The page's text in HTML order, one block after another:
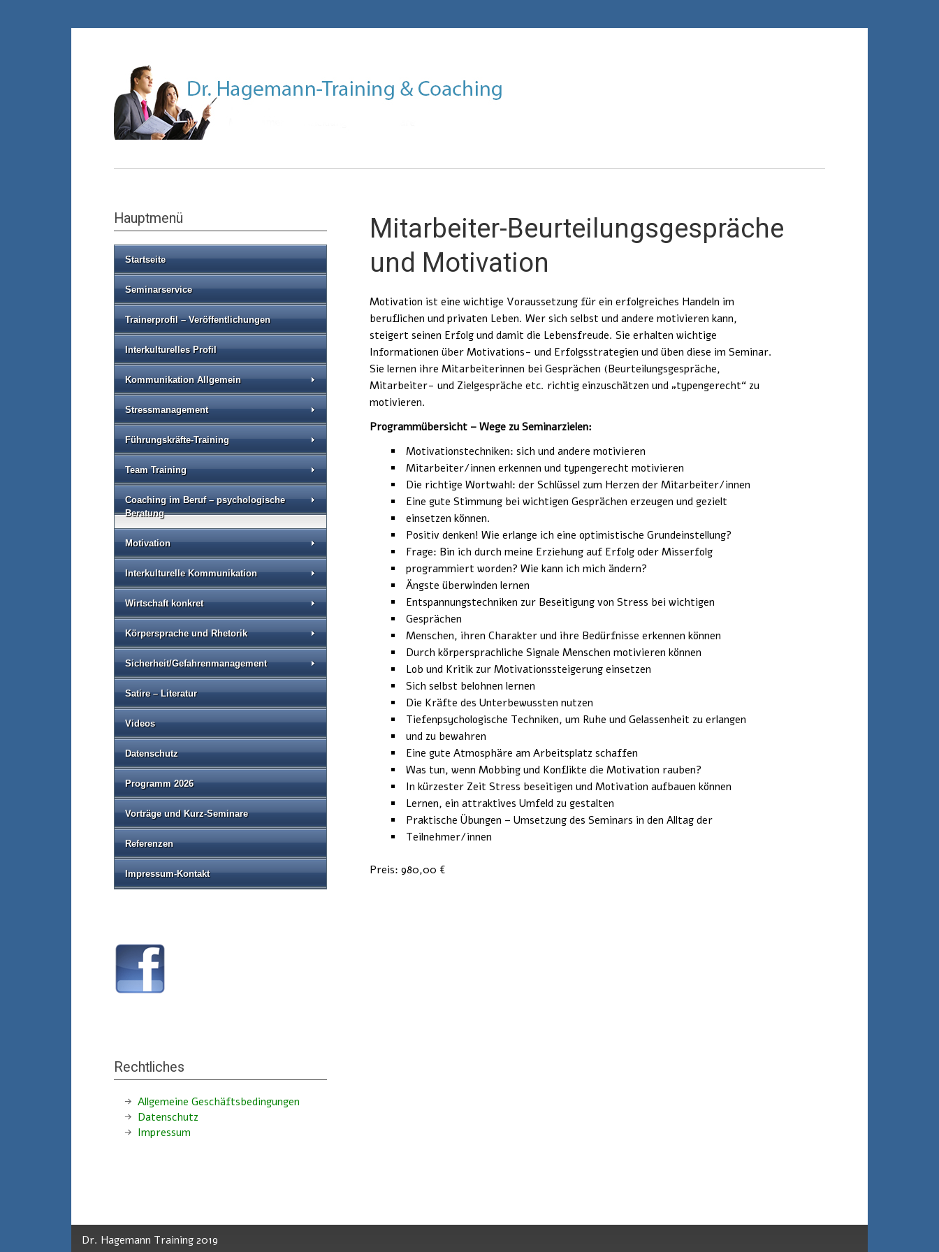
Mitarbeiter-Beurteilungsgespräche
und Motivation
Motivation ist eine wichtige Voraussetzung für ein erfolgreiches Handeln im
beruflichen und privaten Leben. Wer sich selbst und andere motivieren kann,
steigert seinen Erfolg und damit die Lebensfreude. Sie erhalten wichtige
Informationen über Motivations- und Erfolgsstrategien und üben diese im Seminar.
Sie lernen ihre Mitarbeiterinnen bei Gesprächen (Beurteilungsgespräche,
Mitarbeiter- und Zielgespräche etc. richtig einzuschätzen und „typengerecht“ zu
motivieren.
Programmübersicht – Wege zu Seminarzielen:
Motivationstechniken: sich und andere motivieren
Mitarbeiter/innen erkennen und typengerecht motivieren
Die richtige Wortwahl: der Schlüssel zum Herzen der Mitarbeiter/innen
Eine gute Stimmung bei wichtigen Gesprächen erzeugen und gezielt
einsetzen können.
Positiv denken! Wie erlange ich eine optimistische Grundeinstellung?
Frage: Bin ich durch meine Erziehung auf Erfolg oder Misserfolg
programmiert worden? Wie kann ich mich ändern?
Ängste überwinden lernen
Entspannungstechniken zur Beseitigung von Stress bei wichtigen
Gesprächen
Menschen, ihren Charakter und ihre Bedürfnisse erkennen können
Durch körpersprachliche Signale Menschen motivieren können
Lob und Kritik zur Motivationssteigerung einsetzen
Sich selbst belohnen lernen
Die Kräfte des Unterbewussten nutzen
Tiefenpsychologische Techniken, um Ruhe und Gelassenheit zu erlangen
und zu bewahren
Eine gute Atmosphäre am Arbeitsplatz schaffen
Was tun, wenn Mobbing und Konflikte die Motivation rauben?
In kürzester Zeit Stress beseitigen und Motivation aufbauen können
Lernen, ein attraktives Umfeld zu gestalten
Praktische Übungen – Umsetzung des Seminars in den Alltag der
Teilnehmer/innen
Preis: 980,00 €
Hauptmenü
Startseite
Seminarservice
Trainerprofil – Veröffentlichungen
Interkulturelles Profil
Kommunikation Allgemein
Stressmanagement
Führungskräfte-Training
Team Training
Coaching im Beruf – psychologische
Beratung
Motivation
Interkulturelle Kommunikation
Wirtschaft konkret
Körpersprache und Rhetorik
Sicherheit/Gefahrenmanagement
Satire – Literatur
Videos
Datenschutz
Programm 2026
Vorträge und Kurz-Seminare
Referenzen
Impressum-Kontakt
Rechtliches
Allgemeine Geschäftsbedingungen
Datenschutz
Impressum
Dr. Hagemann Training 2019